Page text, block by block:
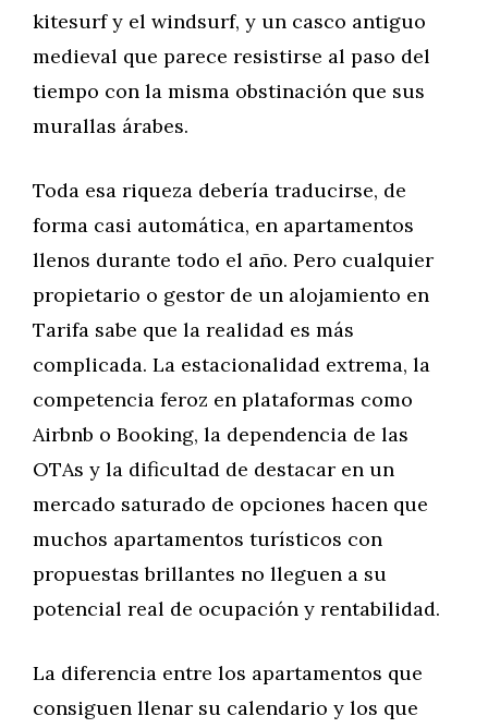
kitesurf y el windsurf, y un casco antiguo
medieval que parece resistirse al paso del
tiempo con la misma obstinación que sus
murallas árabes.
Toda esa riqueza debería traducirse, de
forma casi automática, en apartamentos
llenos durante todo el año. Pero cualquier
propietario o gestor de un alojamiento en
Tarifa sabe que la realidad es más
complicada. La estacionalidad extrema, la
competencia feroz en plataformas como
Airbnb o Booking, la dependencia de las
OTAs y la dificultad de destacar en un
mercado saturado de opciones hacen que
muchos apartamentos turísticos con
propuestas brillantes no lleguen a su
potencial real de ocupación y rentabilidad.
La diferencia entre los apartamentos que
consiguen llenar su calendario y los que